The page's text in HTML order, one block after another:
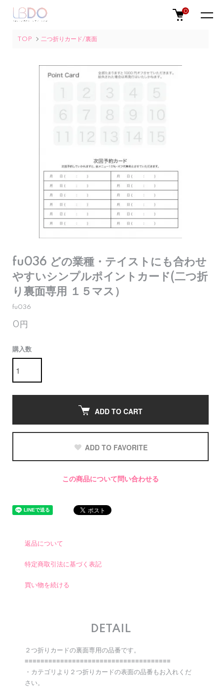
0
TOP 二つ折りカード/裏面
fu036 どの業種・テイストにも合わせ
やすいシンプルポイントカード(二つ折
り裏面専用 １５マス）
fu036
0円
購入数
ADD TO CART
ADD TO FAVORITE
この商品について問い合わせる
返品について
特定商取引法に基づく表記
買い物を続ける
DETAIL
２つ折りカードの裏面専用の品番です。
≡≡≡≡≡≡≡≡≡≡≡≡≡≡≡≡≡≡≡≡≡≡≡≡≡≡≡≡≡≡≡≡≡≡≡≡≡
・カテゴリより２つ折りカードの表面の品番もお入れくだ
さい。